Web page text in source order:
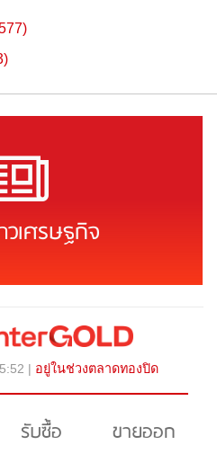
เศรษฐกิจ
| อยู่ในช่วงตลาดทองปิด
รับซื้อ ขายออก